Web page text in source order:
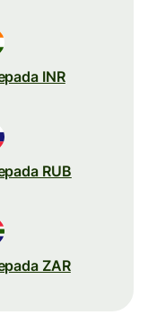
INR
RUB
ZAR